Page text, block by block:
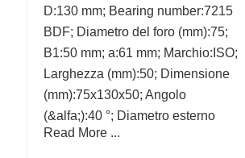
D:130 mm; Bearing number:7215
BDF; Diametro del foro (mm):75;
B1:50 mm; a:61 mm; Marchio:ISO;
Larghezza (mm):50; Dimensione
(mm):75x130x50; Angolo
(&alfa;):40 °; Diametro esterno
(mm):130;
Read More ...